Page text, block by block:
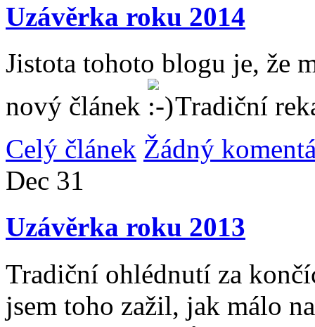
Uzávěrka roku 2014
Jistota tohoto blogu je, že
nový článek
Tradiční
Celý článek Žádný
Dec 31
Uzávěrka roku 2013
Tradiční ohlédnutí za
jsem toho zažil, jak málo